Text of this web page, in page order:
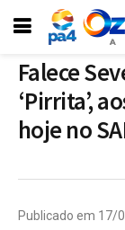
Falece
‘Pirrita’,
hoje no
Publicado em 17/